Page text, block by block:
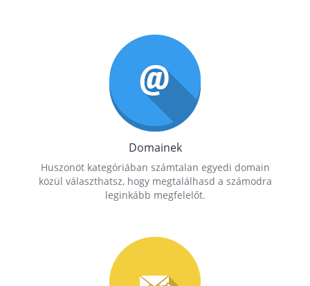
Domainek
Huszonöt kategóriában számtalan egyedi domain
közül választhatsz, hogy megtalálhasd a számodra
leginkább megfelelőt.